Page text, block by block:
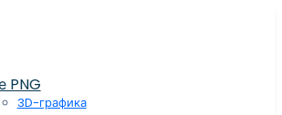
PNG
3D-графика